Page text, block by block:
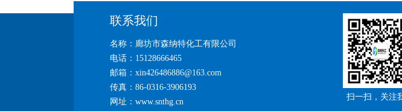
联系我们
名称：廊坊市森纳特化工有限公司
电话：15128666465
邮箱：xin426486886@163.com
传真：86-0316-3906193
网址：www.snthg.cn
扫一扫，关注